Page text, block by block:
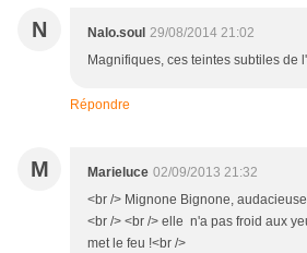
N Nalo.soul 29/08/2014 21:02
Magnifiques, ces teintes subtiles de
Répondre
M Marieluce 02/09/2013 21:32
<br /> Mignone Bignone,
<br /> <br /> elle n'a pas froid aux
met le feu !<br />